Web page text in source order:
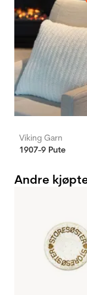
Viking Garn
1907-9 Pute
Andre